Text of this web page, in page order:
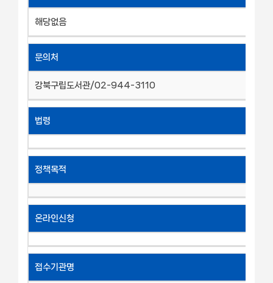
해당없음
문의처
강북구립도서관/02-944-3110
법령
정책목적
온라인신청
접수기관명